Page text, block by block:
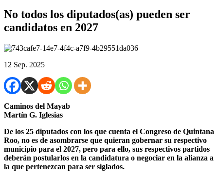
No todos los diputados(as) pueden ser
candidatos en 2027
12 Sep. 2025
Caminos del Mayab
Martín G. Iglesias
De los 25 diputados con los que cuenta el Congreso de Quintana
Roo, no es de asombrarse que quieran gobernar su respectivo
municipio para el 2027, pero para ello, sus respectivos partidos
deberán postularlos en la candidatura o negociar en la alianza a
la que pertenezcan para ser siglados.